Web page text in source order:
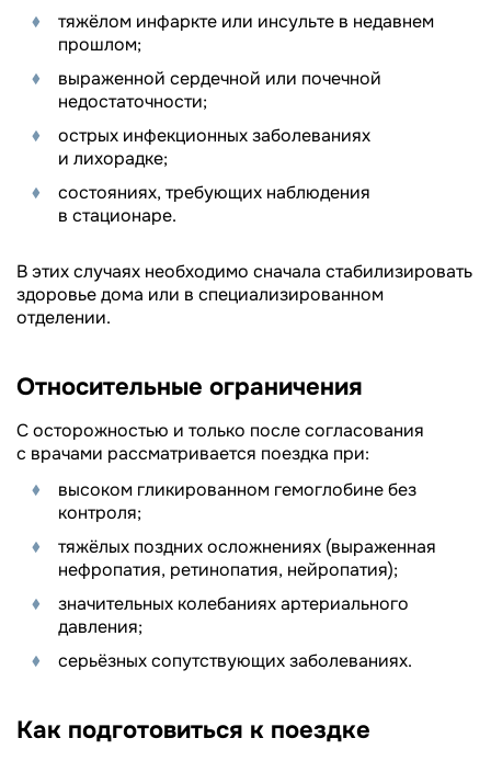
тяжёлом инфаркте или инсульте в недавнем
прошлом;
выраженной сердечной или почечной
недостаточности;
острых инфекционных заболеваниях
и лихорадке;
состояниях, требующих наблюдения
в стационаре.
В этих случаях необходимо сначала стабилизировать
здоровье дома или в специализированном
отделении.
Относительные ограничения
С осторожностью и только после согласования
с врачами рассматривается поездка при:
высоком гликированном гемоглобине без
контроля;
тяжёлых поздних осложнениях (выраженная
нефропатия, ретинопатия, нейропатия);
значительных колебаниях артериального
давления;
серьёзных сопутствующих заболеваниях.
Как подготовиться к поездке